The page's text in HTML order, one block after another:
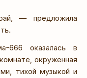
— предложила
666 оказалась в
окруженная
тихой музыкой и